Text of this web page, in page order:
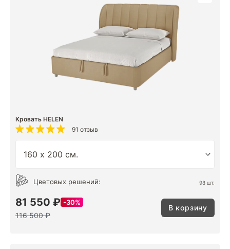
Кровать HELEN
91 отзыв
Цветовых решений: 98 шт.
81 550 ₽ 30%
116 500 ₽
В корзину